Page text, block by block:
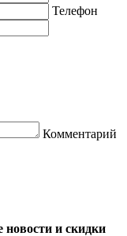
Телефон
Комментарий
и скидки